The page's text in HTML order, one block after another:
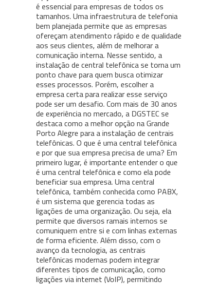
é essencial para empresas de todos os
tamanhos. Uma infraestrutura de telefonia
bem planejada permite que as empresas
ofereçam atendimento rápido e de qualidade
aos seus clientes, além de melhorar a
comunicação interna. Nesse sentido, a
instalação de central telefônica se torna um
ponto chave para quem busca otimizar
esses processos. Porém, escolher a
empresa certa para realizar esse serviço
pode ser um desafio. Com mais de 30 anos
de experiência no mercado, a DGSTEC se
destaca como a melhor opção na Grande
Porto Alegre para a instalação de centrais
telefônicas. O que é uma central telefônica
e por que sua empresa precisa de uma? Em
primeiro lugar, é importante entender o que
é uma central telefônica e como ela pode
beneficiar sua empresa. Uma central
telefônica, também conhecida como PABX,
é um sistema que gerencia todas as
ligações de uma organização. Ou seja, ela
permite que diversos ramais internos se
comuniquem entre si e com linhas externas
de forma eficiente. Além disso, com o
avanço da tecnologia, as centrais
telefônicas modernas podem integrar
diferentes tipos de comunicação, como
ligações via internet (VoIP), permitindo